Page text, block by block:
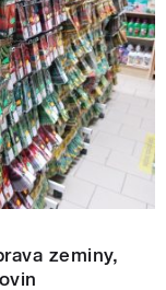
zeminy,